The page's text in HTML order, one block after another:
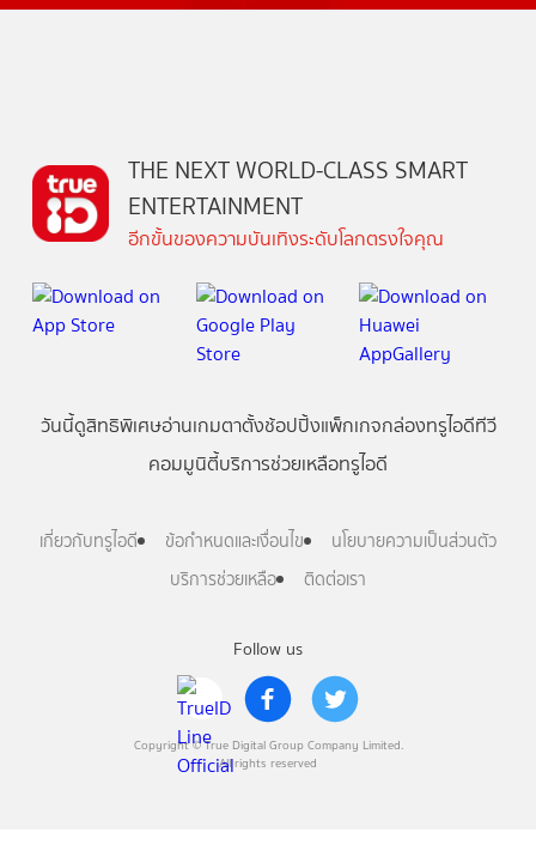
Follow us
Copyright © True Digital Group Company Limited.
All rights reserved
THE NEXT WORLD-CLASS SMART
ENTERTAINMENT
อีกขั้นของความบันเทิงระดับโลกตรงใจคุณ
วันนี้ดูสิทธิพิเศษอ่านเกมตาตั้งช้อปปิ้งแพ็กเกจกล่องทรูไอดีทีวี
คอมมูนิตี้บริการช่วยเหลือทรูไอดี
เกี่ยวกับทรูไอดี ข้อกำหนดและเงื่อนไข
นโยบายความเป็นส่วนตัว
บริการช่วยเหลือ
ติดต่อเรา